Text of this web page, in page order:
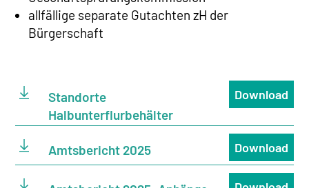
allfällige separate Gutachten zH der
Bürgerschaft
Standorte
Halbunterflurbehälter
Download
Amtsbericht 2025 Download